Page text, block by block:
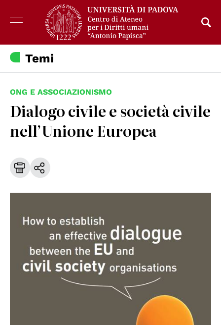
Temi
ONG E ASSOCIAZIONISMO
Dialogo civile e società civile
nell’Unione Europea